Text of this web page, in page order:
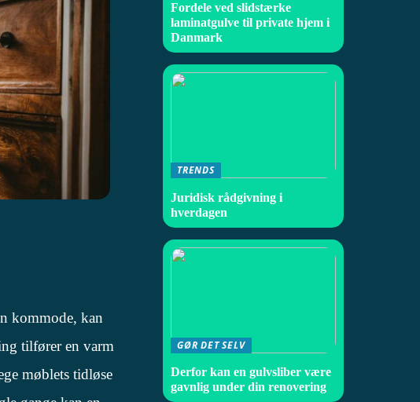
kommode, kan
tilfører en varm
møblets tidløse
Fordele ved slidstærke
laminatgulve til private hjem i
Danmark
TRENDS
Juridisk rådgivning i
hverdagen
GØR DET SELV
Derfor kan en gulvsliber være
gavnlig under din renovering